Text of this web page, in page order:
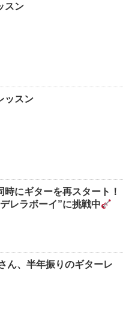
スン
ッスン
時にギターを再スタート！
レラボーイ”に挑戦中
ん、半年振りのギターレ